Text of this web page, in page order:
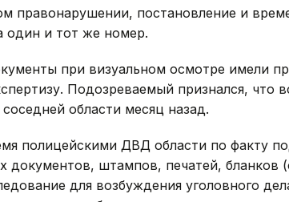
правонарушении, постановление и
один и тот же номер.
при визуальном осмотре имели
Подозреваемый признался,
области месяц назад.
полицейскими ДВД области по факту
документов, штампов, печатей, бланков
для возбуждения уголовного